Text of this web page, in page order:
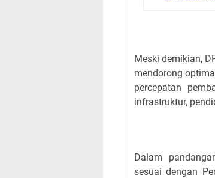
Meski demikian,
mendorong
percepatan
infrastruktur,
Dalam
sesuai dengan